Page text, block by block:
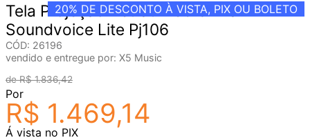
20% DE DESCONTO À VISTA, PIX OU BOLETO
Tela Projeção Retrátil 106 Cinza
Soundvoice Lite Pj106
CÓD: 26196
vendido e entregue por: X5 Music
R$ 1.836,42
Por
R$ 1.469,14
Á vista no PIX